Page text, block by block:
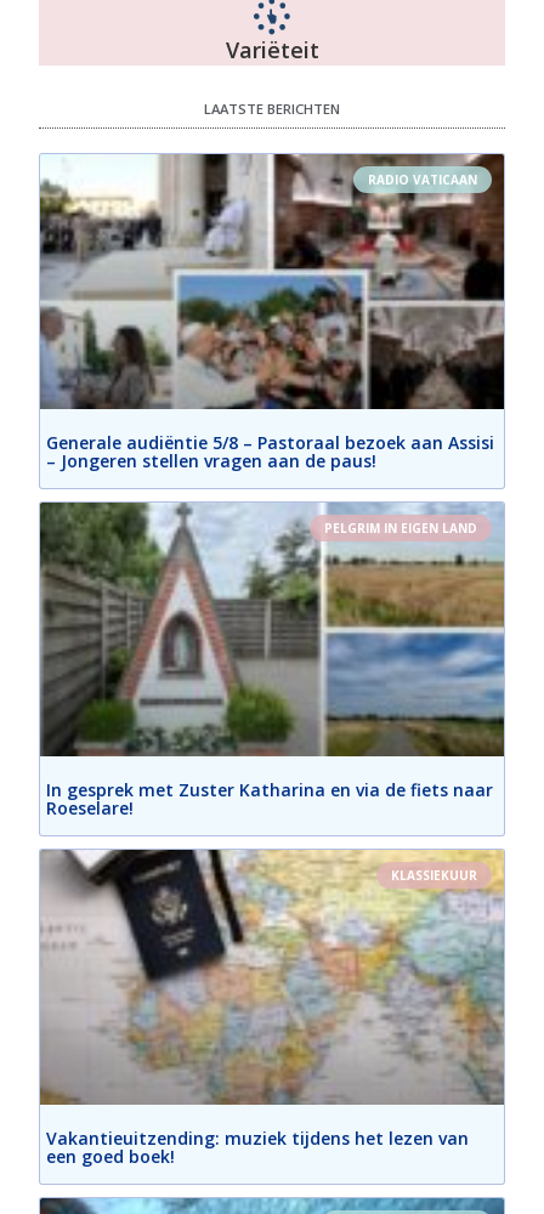
Variëteit
LAATSTE BERICHTEN
RADIO VATICAAN
Generale audiëntie 5/8 – Pastoraal bezoek aan Assisi
– Jongeren stellen vragen aan de paus!
PELGRIM IN EIGEN LAND
In gesprek met Zuster Katharina en via de fiets naar
Roeselare!
KLASSIEKUUR
Vakantieuitzending: muziek tijdens het lezen van
een goed boek!